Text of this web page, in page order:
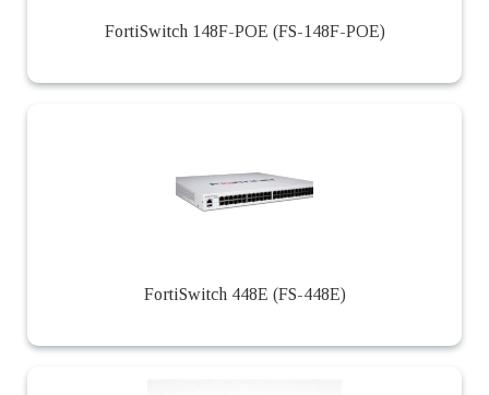
FortiSwitch 148F-POE (FS-148F-POE)
FortiSwitch 448E (FS-448E)